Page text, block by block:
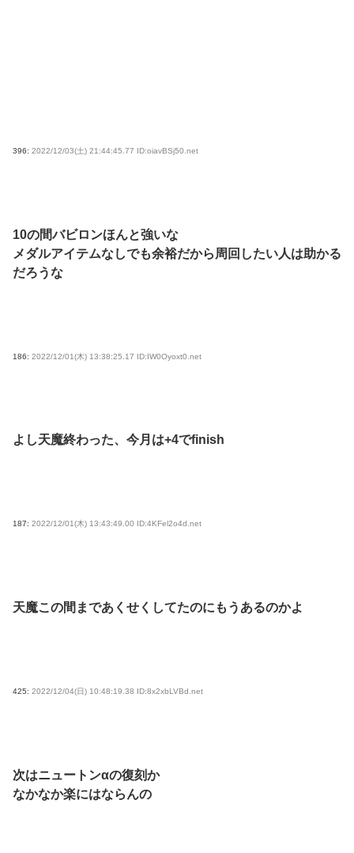
396: 2022/12/03(土) 21:44:45.77 ID:oiavBSj50.net
10の間バビロンほんと強いな
メダルアイテムなしでも余裕だから周回したい人は助かる
だろうな
186: 2022/12/01(木) 13:38:25.17 ID:IW0Oyoxt0.net
よし天魔終わった、今月は+4でfinish
187: 2022/12/01(木) 13:43:49.00 ID:4KFel2o4d.net
天魔この間まであくせくしてたのにもうあるのかよ
425: 2022/12/04(日) 10:48:19.38 ID:8x2xbLVBd.net
次はニュートンαの復刻か
なかなか楽にはならんの